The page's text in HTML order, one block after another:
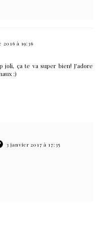
2016 à 19:36
joli, ça te va super bien! J'adore
:)
3 janvier 2017 à 17:35